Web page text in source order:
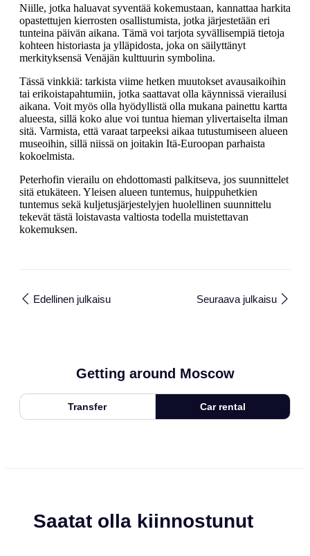
Niille, jotka haluavat syventää kokemustaan, kannattaa harkita
opastettujen kierrosten osallistumista, jotka järjestetään eri
tunteina päivän aikana. Tämä voi tarjota syvällisempiä tietoja
kohteen historiasta ja ylläpidosta, joka on säilyttänyt
merkityksensä Venäjän kulttuurin symbolina.
Tässä vinkkiä: tarkista viime hetken muutokset avausaikoihin
tai erikoistapahtumiin, jotka saattavat olla käynnissä vierailusi
aikana. Voit myös olla hyödyllistä olla mukana painettu kartta
alueesta, sillä koko alue voi tuntua hieman ylivertaiselta ilman
sitä. Varmista, että varaat tarpeeksi aikaa tutustumiseen alueen
museoihin, sillä niissä on joitakin Itä-Euroopan parhaista
kokoelmista.
Peterhofin vierailu on ehdottomasti palkitseva, jos suunnittelet
sitä etukäteen. Yleisen alueen tuntemus, huippuhetkien
tuntemus sekä kuljetusjärjestelyjen huolellinen suunnittelu
tekevät tästä loistavasta valtiosta todella muistettavan
kokemuksen.
Edellinen julkaisu Seuraava julkaisu
Getting around Moscow
Transfer Car rental
Saatat olla kiinnostunut